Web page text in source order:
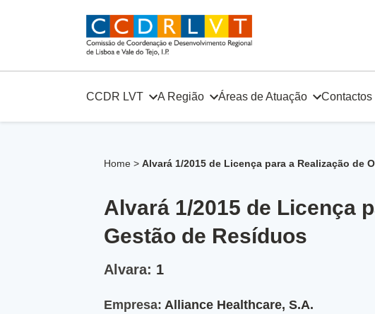
CCDR LVT A Região Áreas de Atuação Contactos
Home > Alvará 1/2015 de Licença para a Realização de
Alvará 1/2015 de Licença
Gestão de Resíduos
Alvara: 1
Empresa: Alliance Healthcare, S.A.